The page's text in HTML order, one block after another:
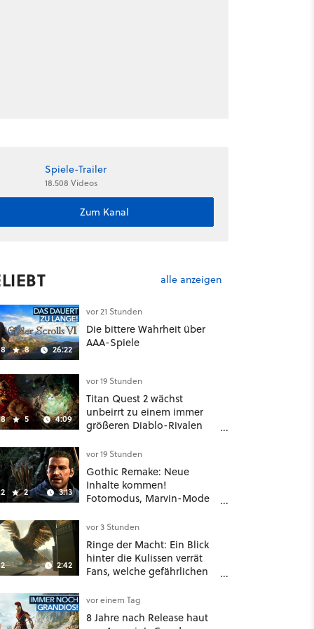
Spiele-Trailer
18.508 Videos
Zum Kanal
alle anzeigen
8 26:22
vor 21 Stunden
Die bittere Wahrheit über
AAA-Spiele
5 4:09
vor 19 Stunden
Titan Quest 2 wächst
unbeirrt zu einem immer
größeren Diablo-Rivalen
sogar eine richtige
Beschwörer-Klasse
2 3:13
vor 19 Stunden
Gothic Remake: Neue
Inhalte kommen!
Fotomodus, Marvin-Mode
2:42
vor 3 Stunden
Ringe der Macht: Ein Blick
hinter die Kulissen verrät
Fans, welche gefährlichen
warten
vor einem Tag
8 Jahre nach Release haut